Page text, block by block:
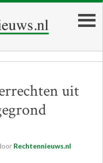
uit
Rechtennieuws.nl